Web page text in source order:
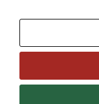
Technical